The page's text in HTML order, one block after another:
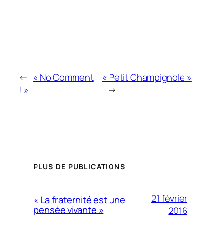
← « No Comment
! »
« Petit Champignole »
→
PLUS DE PUBLICATIONS
« La fraternité est une
pensée vivante »
21 février
2016